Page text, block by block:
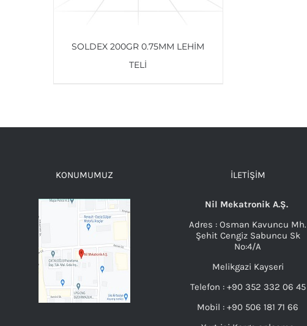
SOLDEX 200GR 0.75MM LEHIM
TELI
KONUMUMUZ İLETIŞIM
Nil Mekatronik A.Ş.
Adres : Osman Kavuncu Mh.
Şehit Cengiz Sabuncu Sk
No:4/A
Melikgazi Kayseri
Telefon : +90 352 332 06 45
Mobil : +90 506 181 71 66